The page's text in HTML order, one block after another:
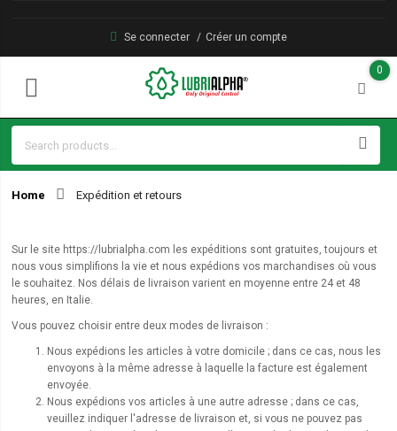
Se connecter Créer un compte
0
Home Expédition et retours
Sur le site https://lubrialpha.com les expéditions sont gratuites, toujours et
nous vous simplifions la vie et nous expédions vos marchandises où vous
le souhaitez. Nos délais de livraison varient en moyenne entre 24 et 48
heures, en Italie.
Vous pouvez choisir entre deux modes de livraison :
Nous expédions les articles à votre domicile ; dans ce cas, nous les
envoyons à la même adresse à laquelle la facture est également
envoyée.
Nous expédions vos articles à une autre adresse ; dans ce cas,
veuillez indiquer l'adresse de livraison et, si vous ne pouvez pas